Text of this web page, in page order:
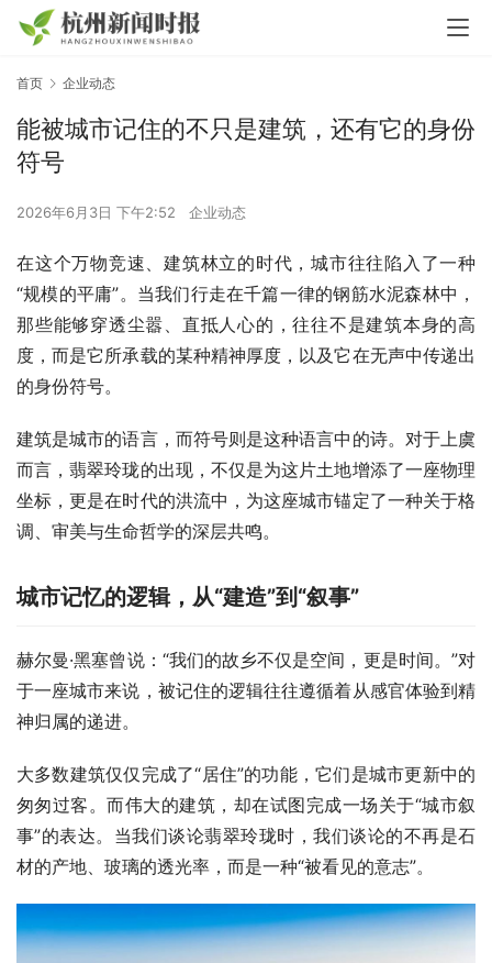
首页 企业动态
能被城市记住的不只是建筑，还有它的身份
符号
2026年6月3日 下午2:52 企业动态
在这个万物竞速、建筑林立的时代，城市往往陷入了一种
“规模的平庸”。当我们行走在千篇一律的钢筋水泥森林中，
那些能够穿透尘嚣、直抵人心的，往往不是建筑本身的高
度，而是它所承载的某种精神厚度，以及它在无声中传递出
的身份符号。
建筑是城市的语言，而符号则是这种语言中的诗。对于上虞
而言，翡翠玲珑的出现，不仅是为这片土地增添了一座物理
坐标，更是在时代的洪流中，为这座城市锚定了一种关于格
调、审美与生命哲学的深层共鸣。
城市记忆的逻辑，从“建造”到“叙事”
赫尔曼·黑塞曾说：“我们的故乡不仅是空间，更是时间。”对
于一座城市来说，被记住的逻辑往往遵循着从感官体验到精
神归属的递进。
大多数建筑仅仅完成了“居住”的功能，它们是城市更新中的
匆匆过客。而伟大的建筑，却在试图完成一场关于“城市叙
事”的表达。当我们谈论翡翠玲珑时，我们谈论的不再是石
材的产地、玻璃的透光率，而是一种“被看见的意志”。